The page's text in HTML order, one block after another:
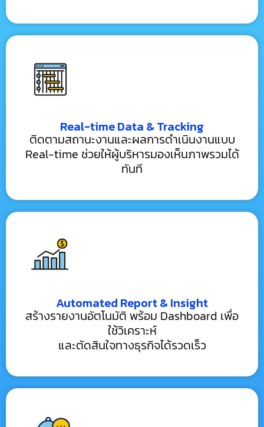
Real-time Data & Tracking
ติดตามสถานะงานและผลการดำเนินงานแบบ
Real-time ช่วยให้ผู้บริหารมองเห็นภาพรวมได้
ทันที
Automated Report & Insight
สร้างรายงานอัตโนมัติ พร้อม Dashboard เพื่อ
ใช้วิเคราะห์
และตัดสินใจทางธุรกิจได้รวดเร็ว